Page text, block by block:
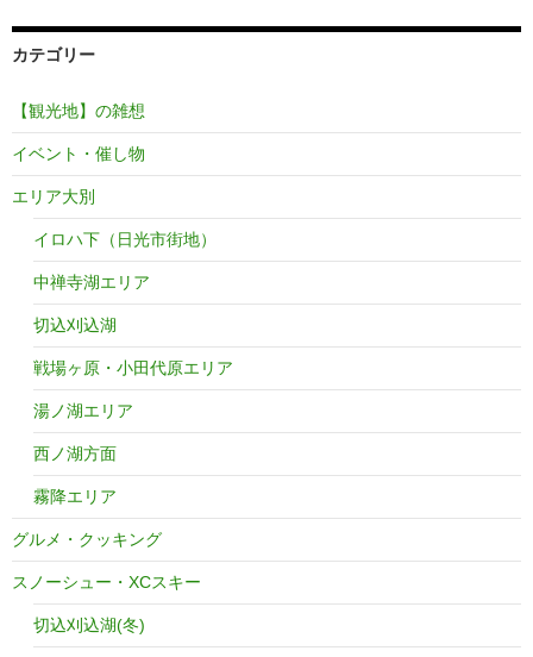
こ
か
ら。
カテゴリー
【観光地】の雑想
イベント・催し物
エリア大別
イロハ下（日光市街地）
中禅寺湖エリア
切込刈込湖
戦場ヶ原・小田代原エリア
湯ノ湖エリア
西ノ湖方面
霧降エリア
グルメ・クッキング
スノーシュー・XCスキー
切込刈込湖(冬)